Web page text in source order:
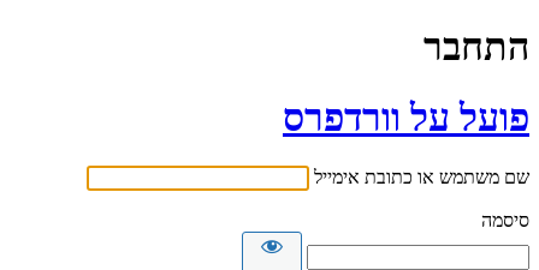
התחבר
פועל על וורדפרס
שם משתמש או כתובת אימייל
סיסמה